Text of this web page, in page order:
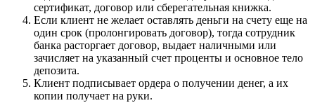
сертификат, договор или сберегательная книжка.
Если клиент не желает оставлять деньги на счету еще на
один срок (пролонгировать договор), тогда сотрудник
банка расторгает договор, выдает наличными или
зачисляет на указанный счет проценты и основное тело
депозита.
Клиент подписывает ордера о получении денег, а их
копии получает на руки.